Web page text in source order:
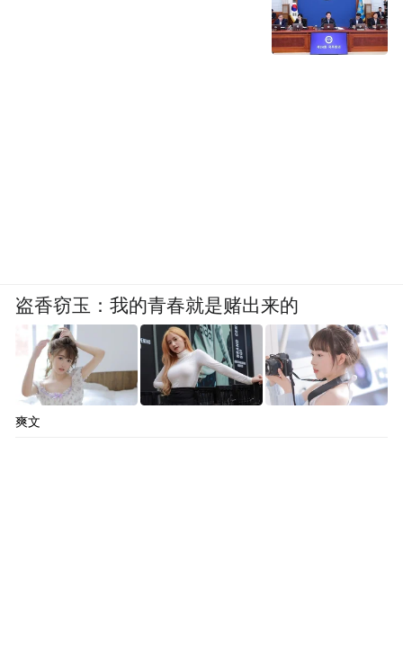
盗香窃玉：我的青春就是赌出来的
爽文